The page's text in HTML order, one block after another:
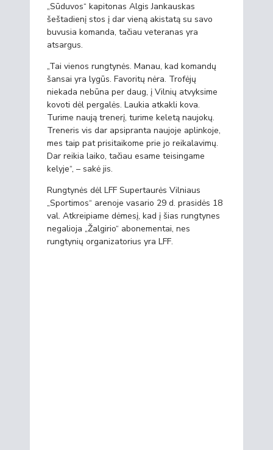
„Sūduvos“ kapitonas Algis Jankauskas
šeštadienį stos į dar vieną akistatą su savo
buvusia komanda, tačiau veteranas yra
atsargus.
„Tai vienos rungtynės. Manau, kad komandų
šansai yra lygūs. Favoritų nėra. Trofėjų
niekada nebūna per daug, į Vilnių atvyksime
kovoti dėl pergalės. Laukia atkakli kova.
Turime naują trenerį, turime keletą naujokų.
Treneris vis dar apsipranta naujoje aplinkoje,
mes taip pat prisitaikome prie jo reikalavimų.
Dar reikia laiko, tačiau esame teisingame
kelyje“, – sakė jis.
Rungtynės dėl LFF Supertaurės Vilniaus
„Sportimos“ arenoje vasario 29 d. prasidės 18
val. Atkreipiame dėmesį, kad į šias rungtynes
negalioja „Žalgirio“ abonementai, nes
rungtynių organizatorius yra LFF.